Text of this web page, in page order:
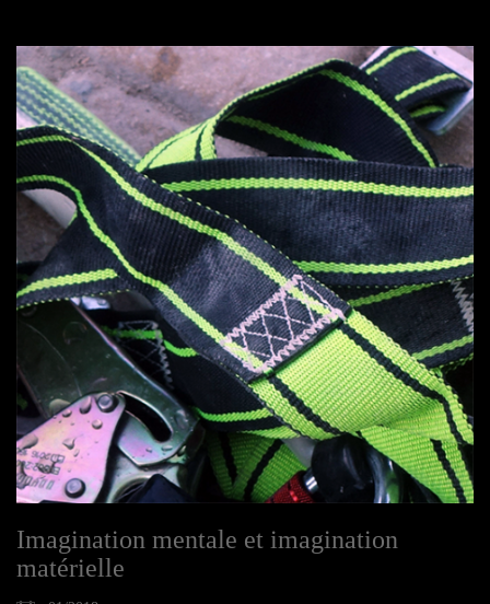
Imagination mentale et imagination
matérielle